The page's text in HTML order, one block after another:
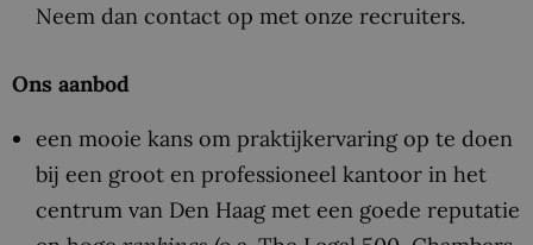
Neem dan contact op met onze recruiters.
Ons aanbod
een mooie kans om praktijkervaring op te doen
bij een groot en professioneel kantoor in het
centrum van Den Haag met een goede reputatie